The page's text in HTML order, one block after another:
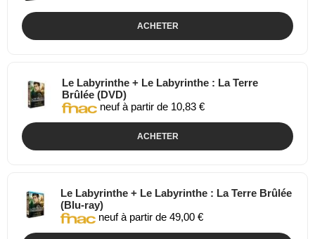
ACHETER
Le Labyrinthe + Le Labyrinthe : La Terre
Brûlée (DVD)
neuf à partir de 10,83 €
ACHETER
Le Labyrinthe + Le Labyrinthe : La Terre Brûlée
(Blu-ray)
neuf à partir de 49,00 €